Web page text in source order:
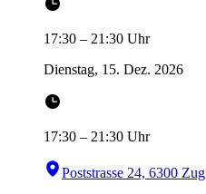
17:30 – 21:30 Uhr
Dienstag, 15. Dez. 2026
17:30 – 21:30 Uhr
Poststrasse 24, 6300 Zug